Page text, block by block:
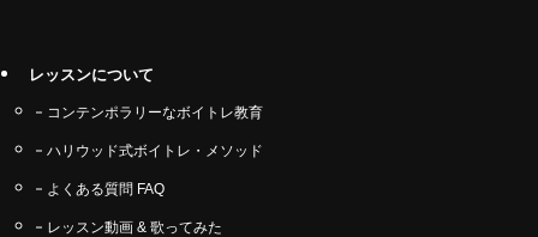
レッスンについて
コンテンポラリーなボイトレ教育
ハリウッド式ボイトレ・メソッド
よくある質問 FAQ
レッスン動画 & 歌ってみた